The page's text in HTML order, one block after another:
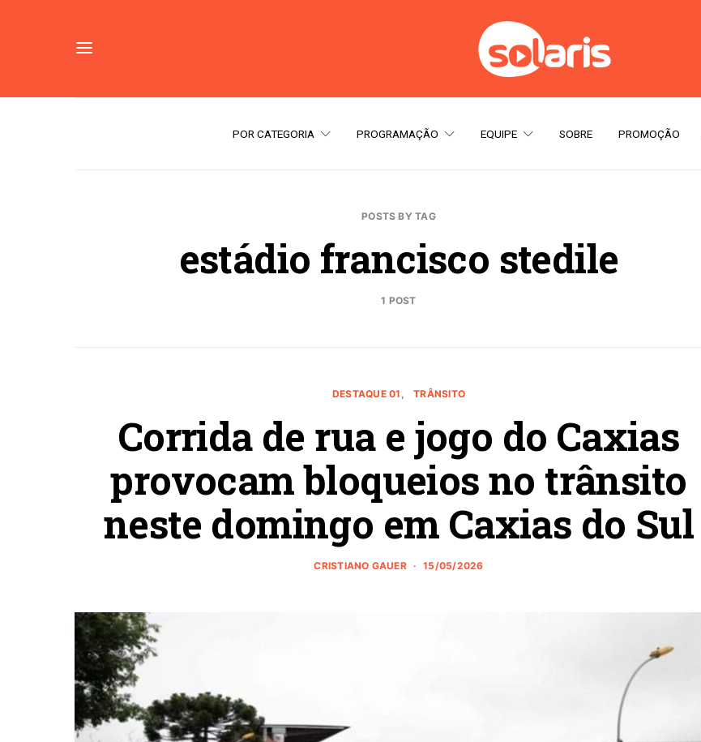
POR CATEGORIA PROGRAMAÇÃO EQUIPE SOBRE PROMOÇÃO
POSTS BY TAG
estádio francisco stedile
1 POST
DESTAQUE 01 TRÂNSITO
Corrida de rua e jogo do Caxias
provocam bloqueios no trânsito
neste domingo em Caxias do Sul
CRISTIANO GAUER 15/05/2026